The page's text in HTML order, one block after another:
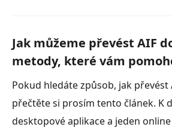
Jak můžeme převést AIF
metody, které vám
Pokud hledáte způsob, jak převést
přečtěte si prosím tento článek. K
desktopové aplikace a jeden